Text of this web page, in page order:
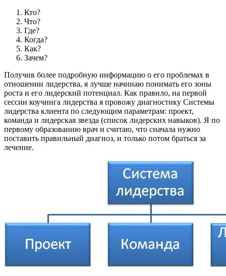
Кто?
Что?
Где?
Когда?
Как?
Зачем?
Получив более подробную информацию о его проблемах в
отношении лидерства, я лучше начинаю понимать его зоны
роста и его лидерский потенциал. Как правило, на первой
сессии коучинга лидерства я провожу диагностику Системы
лидерства клиента по следующим параметрам: проект,
команда и лидерская звезда (список лидерских навыков). Я по
первому образованию врач и считаю, что сначала нужно
поставить правильный диагноз, и только потом браться за
лечение.